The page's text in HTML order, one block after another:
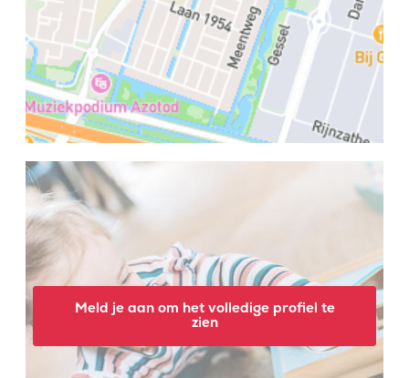
Meld je aan om het volledige profiel te
zien